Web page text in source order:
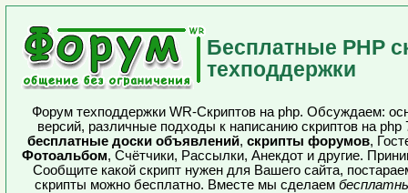
Бесплатные PHP
техподдержки
Форум техподдержки WR-Скриптов на php. Обсуждаем:
версий, различные подходы к написанию скриптов на
бесплатные доски объявлений, скрипты форумов,
Фотоальбом, Счётчики, Рассылки, Анекдот и другие.
Сообщите какой скрипт нужен для Вашего сайта,
скрипты можно бесплатно. Вместе мы сделаем